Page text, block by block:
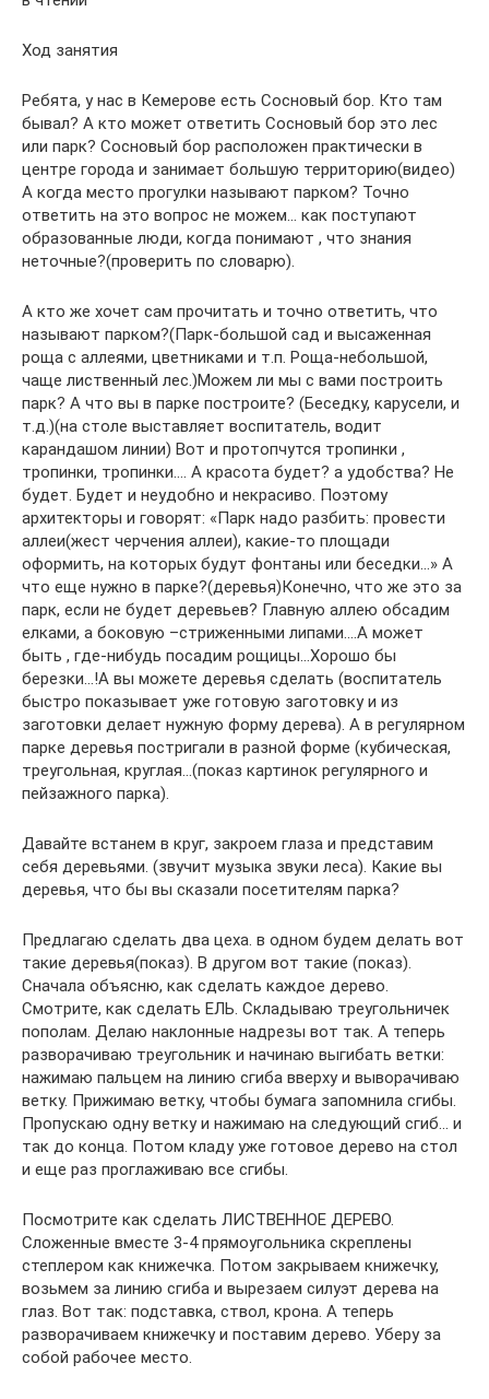
Ход занятия
Ребята, у нас в Кемерове есть Сосновый бор. Кто там
бывал? А кто может ответить Сосновый бор это лес
или парк? Сосновый бор расположен практически в
центре города и занимает большую территорию(видео)
А когда место прогулки называют парком? Точно
ответить на это вопрос не можем… как поступают
образованные люди, когда понимают , что знания
неточные?(проверить по словарю).
А кто же хочет сам прочитать и точно ответить, что
называют парком?(Парк-большой сад и высаженная
роща с аллеями, цветниками и т.п. Роща-небольшой,
чаще лиственный лес.)Можем ли мы с вами построить
парк? А что вы в парке построите? (Беседку, карусели, и
т.д.)(на столе выставляет воспитатель, водит
карандашом линии) Вот и протопчутся тропинки ,
тропинки, тропинки…. А красота будет? а удобства? Не
будет. Будет и неудобно и некрасиво. Поэтому
архитекторы и говорят: «Парк надо разбить: провести
аллеи(жест черчения аллеи), какие-то площади
оформить, на которых будут фонтаны или беседки…» А
что еще нужно в парке?(деревья)Конечно, что же это за
парк, если не будет деревьев? Главную аллею обсадим
елками, а боковую –стриженными липами….А может
быть , где-нибудь посадим рощицы…Хорошо бы
березки…!А вы можете деревья сделать (воспитатель
быстро показывает уже готовую заготовку и из
заготовки делает нужную форму дерева). А в регулярном
парке деревья постригали в разной форме (кубическая,
треугольная, круглая…(показ картинок регулярного и
пейзажного парка).
Давайте встанем в круг, закроем глаза и представим
себя деревьями. (звучит музыка звуки леса). Какие вы
деревья, что бы вы сказали посетителям парка?
Предлагаю сделать два цеха. в одном будем делать вот
такие деревья(показ). В другом вот такие (показ).
Сначала объясню, как сделать каждое дерево.
Смотрите, как сделать ЕЛЬ. Складываю треугольничек
пополам. Делаю наклонные надрезы вот так. А теперь
разворачиваю треугольник и начинаю выгибать ветки:
нажимаю пальцем на линию сгиба вверху и выворачиваю
ветку. Прижимаю ветку, чтобы бумага запомнила сгибы.
Пропускаю одну ветку и нажимаю на следующий сгиб… и
так до конца. Потом кладу уже готовое дерево на стол
и еще раз проглаживаю все сгибы.
Посмотрите как сделать ЛИСТВЕННОЕ ДЕРЕВО.
Сложенные вместе 3-4 прямоугольника скреплены
степлером как книжечка. Потом закрываем книжечку,
возьмем за линию сгиба и вырезаем силуэт дерева на
глаз. Вот так: подставка, ствол, крона. А теперь
разворачиваем книжечку и поставим дерево. Уберу за
собой рабочее место.